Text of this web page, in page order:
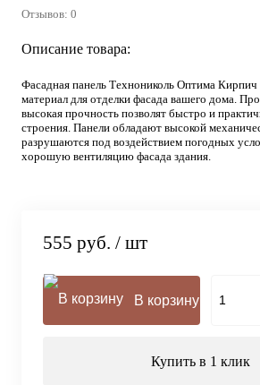
Отзывов: 0
Описание товара:
Фасадная панель Технониколь Оптима Кирпич
материал для отделки фасада вашего дома.
высокая прочность позволят быстро и
строения. Панели обладают высокой
разрушаются под воздействием погодных
хорошую вентиляцию фасада здания.
555 руб. / шт
В корзину
Купить в 1 клик